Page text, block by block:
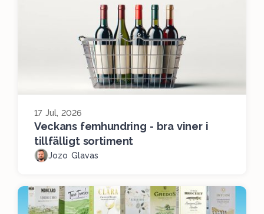
17 Jul, 2026
Veckans femhundring - bra viner i
tillfälligt sortiment
Jozo Glavas